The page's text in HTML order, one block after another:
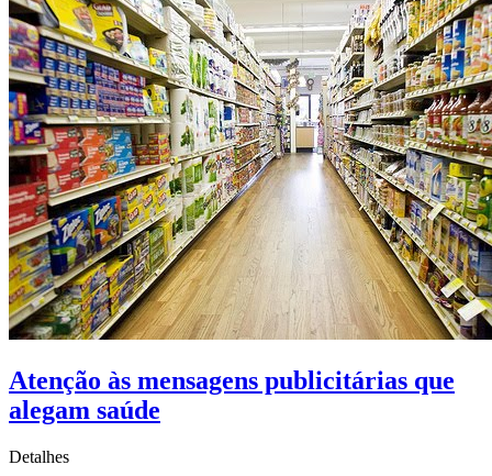
Atenção às mensagens publicitárias que
alegam saúde
Detalhes